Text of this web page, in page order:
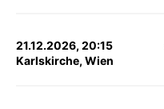
21.12.2026, 20:15
Karlskirche, Wien